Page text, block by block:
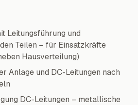
Leitungsführung und
Teilen – für Einsatzkräfte
Hausverteilung)
Anlage und DC-Leitungen nach
DC-Leitungen – metallische